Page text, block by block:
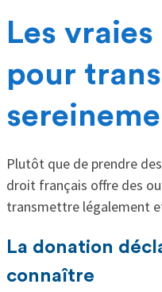
Les
pour
Plutôt que de prendre
droit français offre des
transmettre légalement
La donation
connaître